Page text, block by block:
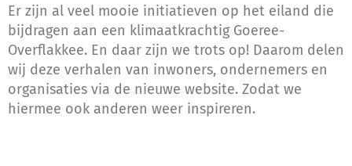
Er zijn al veel mooie initiatieven op het eiland die
bijdragen aan een klimaatkrachtig Goeree-
Overflakkee. En daar zijn we trots op! Daarom delen
wij deze verhalen van inwoners, ondernemers en
organisaties via de nieuwe website. Zodat we
hiermee ook anderen weer inspireren.